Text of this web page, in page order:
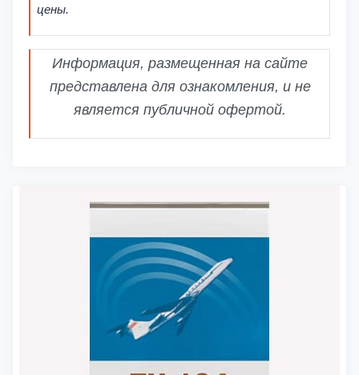
цены.
Информация, размещенная на сайте
представлена для ознакомления, и не
является публичной офертой.